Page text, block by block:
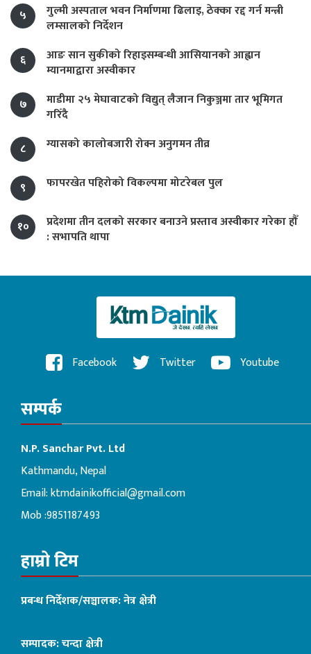
५
गुल्मी अस्पताल भवन निर्माणमा ढिलाइ, ठेक्का रद्द गर्न मन्त्री
लम्सालको निर्देशन
६
आङ सान सुकीको रिहाइसम्बन्धी आसियानको आह्वान
म्यानमाद्वारा अस्वीकार
७
माडीमा २५ मेघावाटको विद्युत् लैजान निकुञ्जमा तार भूमिगत
गरिँदै
८
ग्यासको कालोबजारी रोक्न अनुगमन तीव्र
९ फापरखेत पहिरोको विकल्पमा मोटरेबल पुल
१०
प्रदेशमा तीन दलको सरकार बनाउने प्रस्ताव अस्वीकार गरेका हौँ
: सभापति थापा
Facebook Twitter Youtube
सम्पर्क
N.P. Sanchar Pvt. Ltd
Kathmandu, Nepal
Email:ktmdainikofficial@gmail.com
Mob :9851187493
हाम्रो टिम
प्रबन्ध निर्देशक/सञ्चालक: नेत्र क्षेत्री
सम्पादक: चन्दा क्षेत्री